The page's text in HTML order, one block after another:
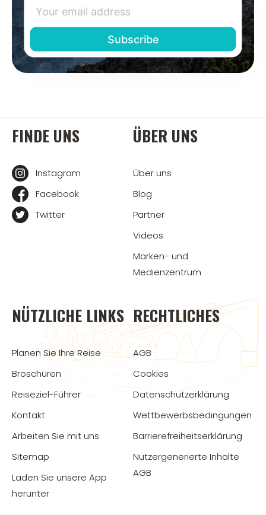
FINDE UNS
Instagram
Facebook
Twitter
ÜBER UNS
Über uns
Blog
Partner
Videos
Marken- und
Medienzentrum
NÜTZLICHE LINKS
Planen Sie Ihre Reise
Broschüren
Reiseziel-Führer
Kontakt
Arbeiten Sie mit uns
Sitemap
Laden Sie unsere App
herunter
RECHTLICHES
AGB
Cookies
Datenschutzerklärung
Wettbewerbsbedingungen
Barrierefreiheitserklärung
Nutzergenerierte Inhalte
AGB